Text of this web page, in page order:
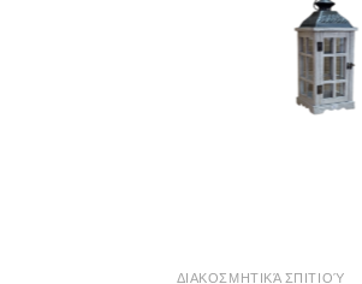
ΔΙΑΚΟΣΜΗΤΙΚΆ ΣΠΙΤΙΟΎ